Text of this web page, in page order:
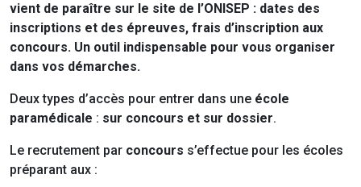
vient de paraître sur le site de l’ONISEP : dates des
inscriptions et des épreuves, frais d’inscription aux
concours. Un outil indispensable pour vous organiser
dans vos démarches.
Deux types d’accès pour entrer dans une école
paramédicale : sur concours et sur dossier.
Le recrutement par concours s’effectue pour les écoles
préparant aux :